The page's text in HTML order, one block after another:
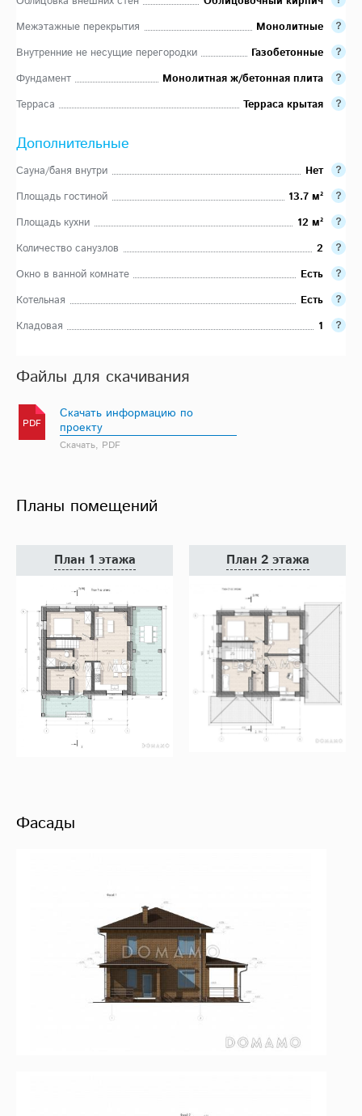
Межэтажные перекрытия
Монолитные
Внутренние не несущие перегородки
Газобетонные
Фундамент
Монолитная ж/бетонная плита
Терраса
Терраса крытая
Дополнительные
Сауна/баня внутри
Нет
Площадь гостиной
13.7 м²
Площадь кухни
12 м²
Количество санузлов
2
Окно в ванной комнате
Есть
Котельная
Есть
Кладовая
1
Файлы для скачивания
PDF
Скачать информацию по
проекту
Скачать, PDF
Планы помещений
План 1 этажа План 2 этажа
Фасады